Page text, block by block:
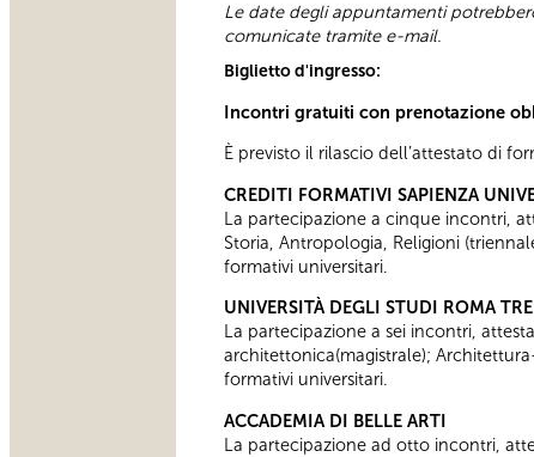
Le date degli appuntamenti
comunicate tramite e-mail.
Biglietto d'ingresso:
Incontri gratuiti con prenotazione
È previsto il rilascio dell’attestato di
CREDITI FORMATIVI SAPIENZA
La partecipazione a cinque incontri,
Storia, Antropologia, Religioni
formativi universitari.
UNIVERSITÀ DEGLI STUDI ROMA TRE
La partecipazione a sei incontri,
architettonica(magistrale);
formativi universitari.
ACCADEMIA DI BELLE ARTI
La partecipazione ad otto incontri,